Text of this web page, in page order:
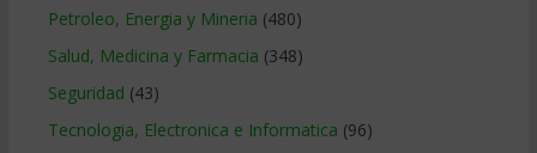
Petroleo, Energia y Mineria (480)
Salud, Medicina y Farmacia (348)
Seguridad (43)
Tecnologia, Electronica e Informatica (96)